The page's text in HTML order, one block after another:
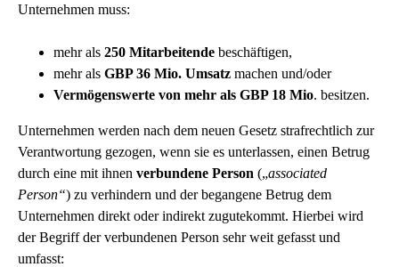
Unternehmen muss:
mehr als 250 Mitarbeitende beschäftigen,
mehr als GBP 36 Mio. Umsatz machen und/oder
Vermögenswerte von mehr als GBP 18 Mio. besitzen.
Unternehmen werden nach dem neuen Gesetz strafrechtlich zur
Verantwortung gezogen, wenn sie es unterlassen, einen Betrug
durch eine mit ihnen verbundene Person („associated
Person“) zu verhindern und der begangene Betrug dem
Unternehmen direkt oder indirekt zugutekommt. Hierbei wird
der Begriff der verbundenen Person sehr weit gefasst und
umfasst: